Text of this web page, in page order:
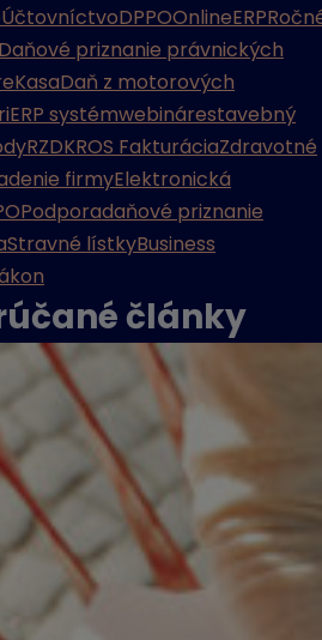
ÚčtovníctvoDPPOOnlineERP
Daňové priznanie právnických
eKasaDaň z motorových
ERP systémwebinárestavebný
RZDKROS FakturáciaZdravotné
firmyElektronická
Podporadaňové priznanie
Stravné lístkyBusiness
články